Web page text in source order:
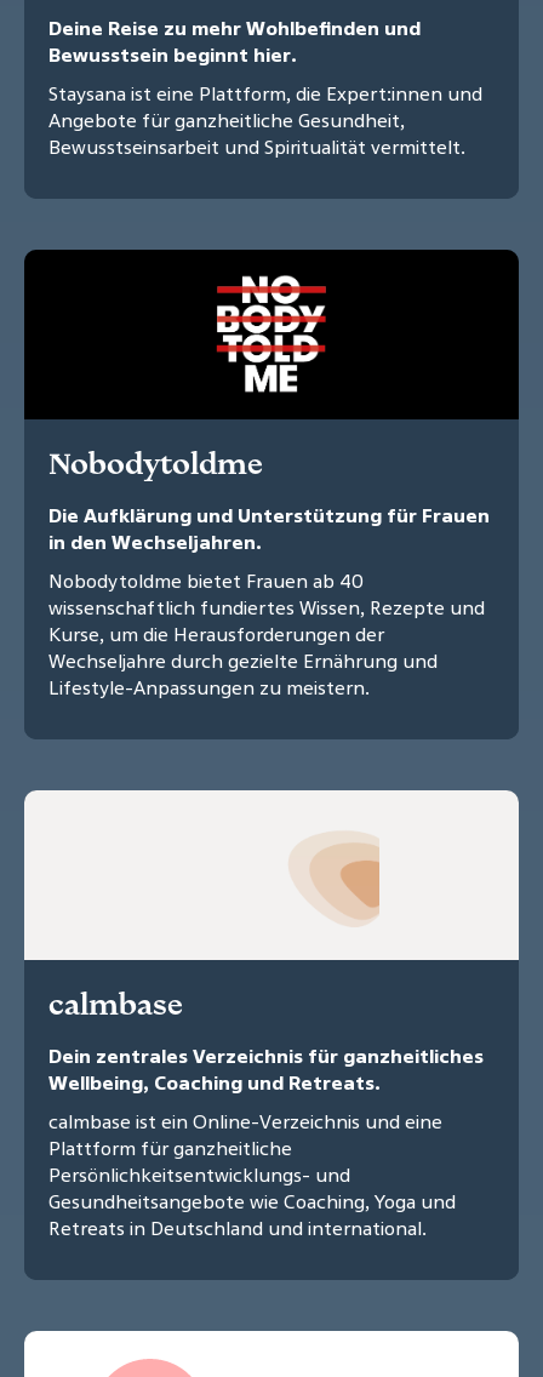
Deine Reise zu mehr Wohlbefinden und
Bewusstsein beginnt hier.
Staysana ist eine Plattform, die Expert:innen und
Angebote für ganzheitliche Gesundheit,
Bewusstseinsarbeit und Spiritualität vermittelt.
Nobodytoldme
Die Aufklärung und Unterstützung für Frauen
in den Wechseljahren.
Nobodytoldme bietet Frauen ab 40
wissenschaftlich fundiertes Wissen, Rezepte und
Kurse, um die Herausforderungen der
Wechseljahre durch gezielte Ernährung und
Lifestyle-Anpassungen zu meistern.
calmbase
Dein zentrales Verzeichnis für ganzheitliches
Wellbeing, Coaching und Retreats.
calmbase ist ein Online-Verzeichnis und eine
Plattform für ganzheitliche
Persönlichkeitsentwicklungs- und
Gesundheitsangebote wie Coaching, Yoga und
Retreats in Deutschland und international.